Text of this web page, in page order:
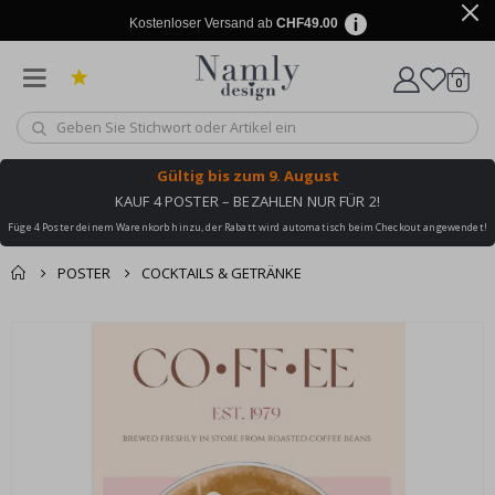
Kostenloser Versand ab CHF49.00
Wagen
0
Gültig bis zum 9. August
KAUF 4 POSTER – BEZAHLEN NUR FÜR 2!
Füge 4 Poster deinem Warenkorb hinzu, der Rabatt wird automatisch beim Checkout angewendet!
POSTER COCKTAILS & GETRÄNKE
Produkte
Zur Kasse